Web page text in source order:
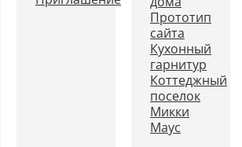
Прототип
сайта
Кухонный
гарнитур
Коттеджный
поселок
Микки
Маус